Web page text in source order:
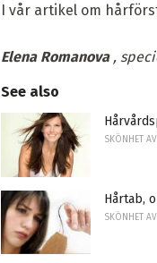
I vår artikel om
Elena Romanova,
See also
SKÖNHET
Hårtab,
SKÖNHET